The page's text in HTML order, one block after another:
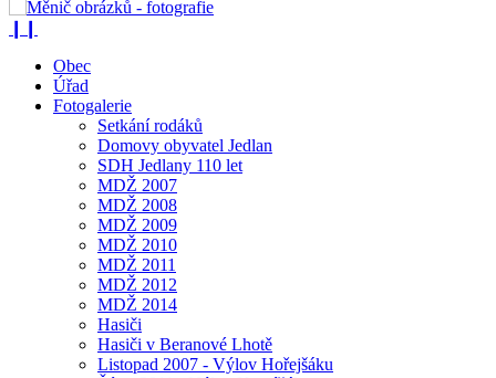
Obec
Úřad
Fotogalerie
Setkání rodáků
Domovy obyvatel Jedlan
SDH Jedlany 110 let
MDŽ 2007
MDŽ 2008
MDŽ 2009
MDŽ 2010
MDŽ 2011
MDŽ 2012
MDŽ 2014
Hasiči
Hasiči v Beranové Lhotě
Listopad 2007 - Výlov Hořejšáku